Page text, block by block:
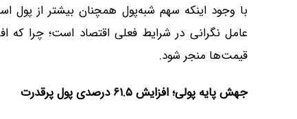
با وجود اینکه سهم شبه‌پول همچنان بیشتر از پول
عامل نگرانی در شرایط فعلی اقتصاد است؛ چرا
قیمت‌ها منجر شود.
جهش پایه پولی؛ افزایش ۶۱.۵ درصدی پول پرقدرت